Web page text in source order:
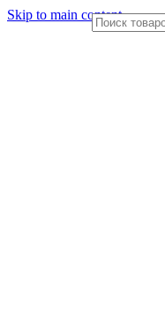
Skip to main content